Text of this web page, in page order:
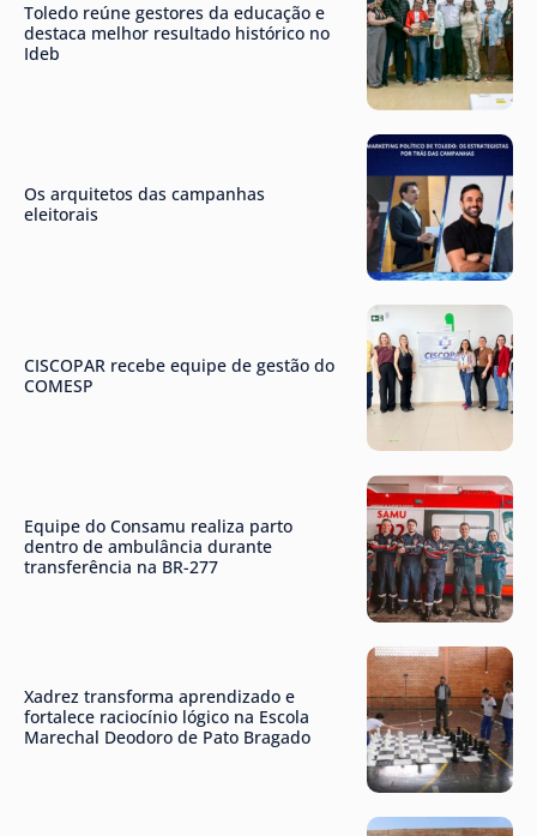
Toledo reúne gestores da educação e
destaca melhor resultado histórico no
Ideb
Os arquitetos das campanhas
eleitorais
CISCOPAR recebe equipe de gestão do
COMESP
Equipe do Consamu realiza parto
dentro de ambulância durante
transferência na BR-277
Xadrez transforma aprendizado e
fortalece raciocínio lógico na Escola
Marechal Deodoro de Pato Bragado